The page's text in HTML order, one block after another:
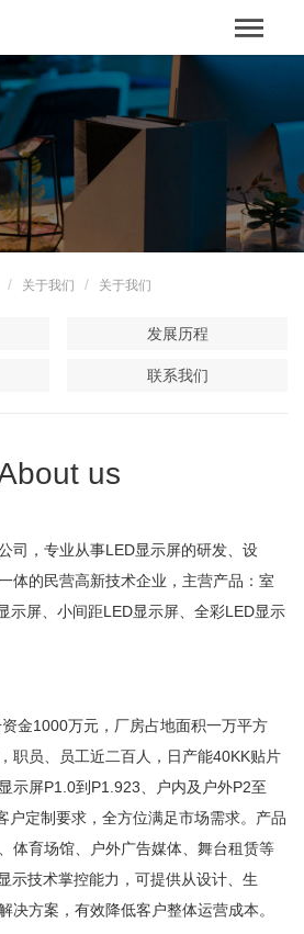
Home
关于我们
Product
Case
Contact us
关于我们 关于我们
发展历程
联系我们
us
司，专业从事LED显示屏的研发、设
体的民营高新技术企业，主营产品：室
示屏、小间距LED显示屏、全彩LED显示
金1000万元，厂房占地面积一万平方
职员、员工近二百人，日产能40KK贴片
示屏P1.0到P1.923、户内及户外P2至
户定制要求，全方位满足市场需求。产品
体育场馆、户外广告媒体、舞台租赁等
示技术掌控能力，可提供从设计、生
决方案，有效降低客户整体运营成本。